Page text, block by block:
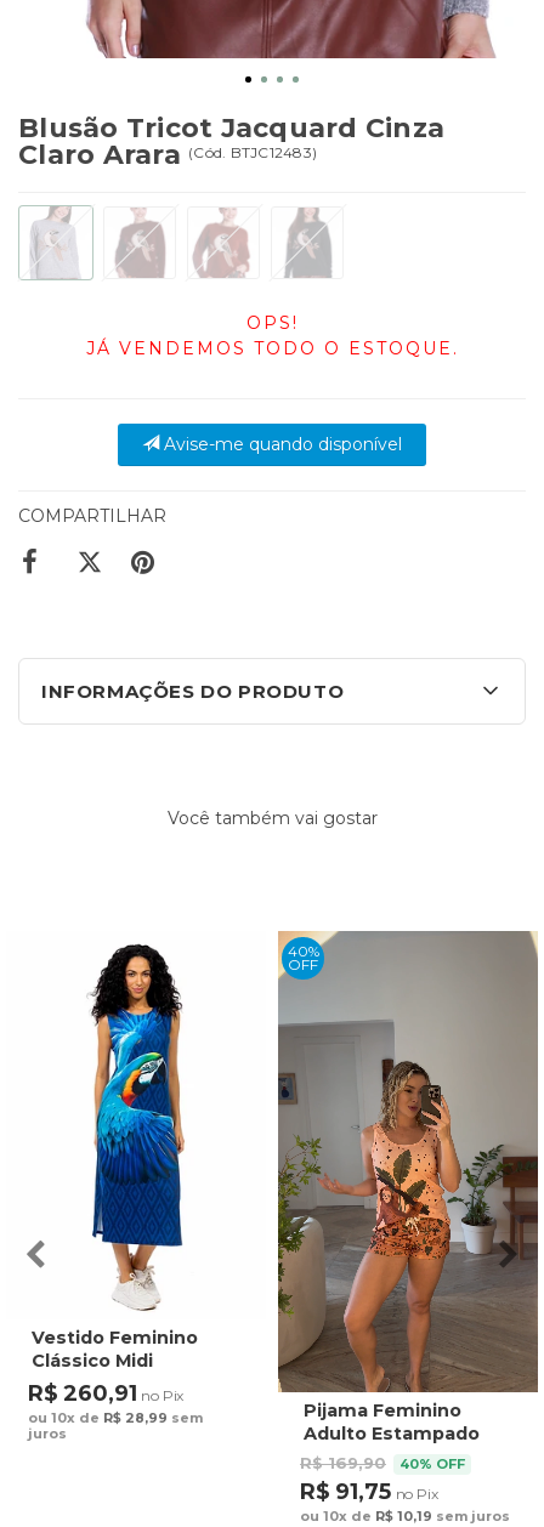
Blusão Tricot Jacquard Cinza
Claro Arara (Cód. BTJC12483)
OPS!
JÁ VENDEMOS TODO O ESTOQUE.
Avise-me quando disponível
COMPARTILHAR
INFORMAÇÕES DO PRODUTO
Você também vai gostar
Vestido Feminino
Clássico Midi
Estampado Maxi
Arara Fundo Azul
R$ 260,91 no Pix
ou 10x de R$ 28,99 sem
juros
40%
OFF
Pijama Feminino
Adulto Estampado
Preguiça Tucano
Fundo Marrom
R$ 169,90 40% OFF
R$ 91,75 no Pix
ou 10x de R$ 10,19 sem juros